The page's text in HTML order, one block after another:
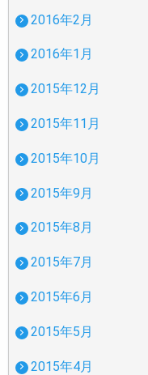
2016年2月
2016年1月
2015年12月
2015年11月
2015年10月
2015年9月
2015年8月
2015年7月
2015年6月
2015年5月
2015年4月